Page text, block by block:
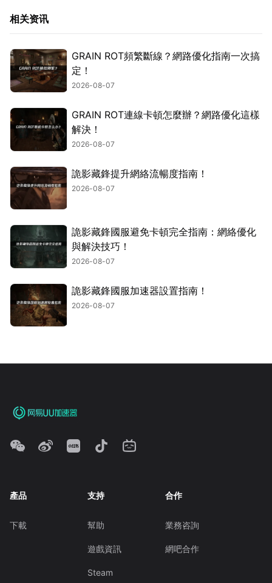
相关资讯
GRAIN ROT頻繁斷線？網路優化指南一次搞
定！
2026-08-07
GRAIN ROT連線卡頓怎麼辦？網路優化這樣
解決！
2026-08-07
詭影藏鋒提升網絡流暢度指南！
2026-08-07
詭影藏鋒國服避免卡頓完全指南：網絡優化
與解決技巧！
2026-08-07
詭影藏鋒國服加速器設置指南！
2026-08-07
產品
下載
支持
幫助
遊戲資訊
Steam
合作
業務咨詢
網吧合作